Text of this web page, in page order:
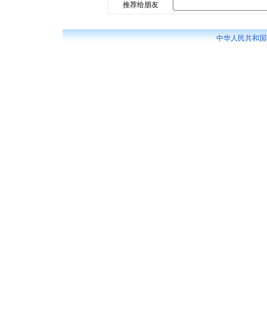
推荐给朋友
中华人民共和